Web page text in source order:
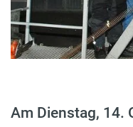
Am Dienstag, 14.